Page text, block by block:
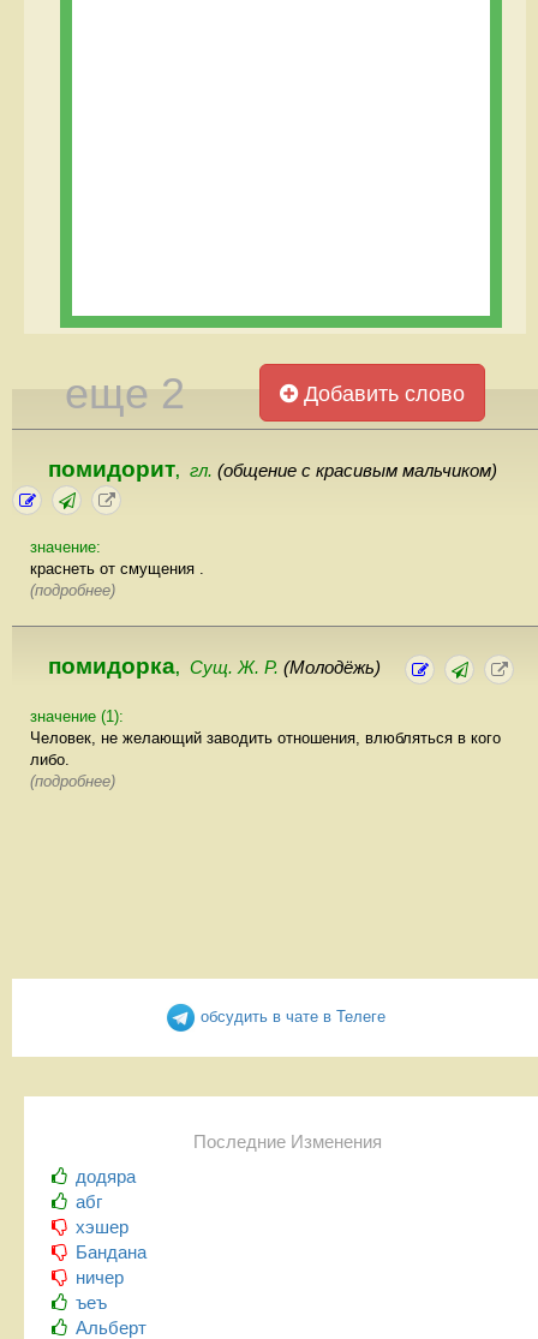
еще 2 Добавить слово
помидорит, гл. (общение с красивым мальчиком)
значение:
краснеть от смущения .
(подробнее)
помидорка, Сущ. Ж. Р. (Молодёжь)
значение (1):
Человек, не желающий заводить отношения, влюбляться в кого
либо.
(подробнее)
обсудить в чате в Телеге
Последние Изменения
додяра
абг
хэшер
Бандана
ничер
ъеъ
Альберт